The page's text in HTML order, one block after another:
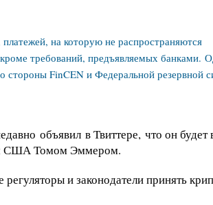
на которую не распространяются
требований, предъявляемых банками.
стороны FinCEN и Федеральной резервной
объявил в Твиттере, что он будет
США Томом Эммером.
и законодатели принять